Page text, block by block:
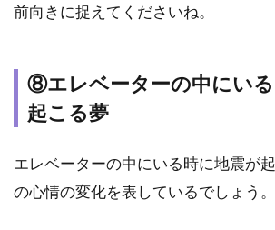
⑨地
士が
くる
の夢
5
前向きに捉えてくださいね。
⑧エレベーターの中にい
起こる夢
エレベーターの中にいる時に地震が
の心情の変化を表しているでしょう。